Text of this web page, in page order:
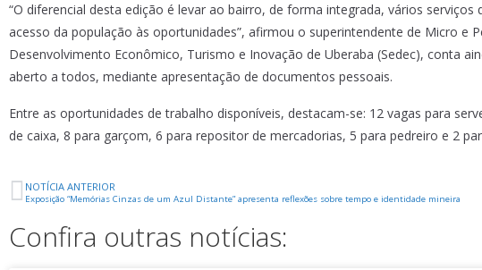
“O diferencial desta edição é levar ao bairro, de forma integrada, vários
acesso da população às oportunidades”, afirmou o superintendente de Micro e
Desenvolvimento Econômico, Turismo e Inovação de Uberaba (Sedec), conta
aberto a todos, mediante apresentação de documentos pessoais.
Entre as oportunidades de trabalho disponíveis, destacam-se: 12 vagas para
de caixa, 8 para garçom, 6 para repositor de mercadorias, 5 para pedreiro e 2
NOTÍCIA ANTERIOR
Exposição “Memórias Cinzas de um Azul Distante” apresenta reflexões sobre tempo e identidade mineira
Confira outras notícias: